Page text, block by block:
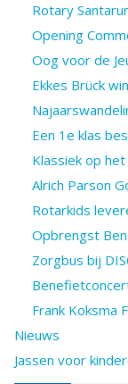
Rotary
Opening
Oog voor de
Ekkes Brück
Een 1e klas
Klassiek op
Alrich Parson
Rotarkids
Opbrengst
Zorgbus bij
Frank Koksma
Nieuws
Jassen voor